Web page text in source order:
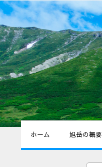
ホーム 旭岳の概要